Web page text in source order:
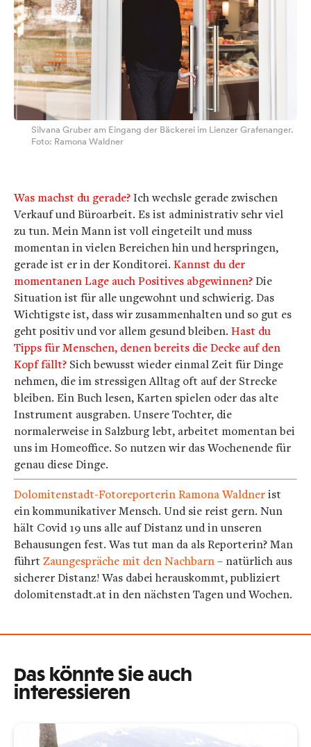
Silvana Gruber am Eingang der Bäckerei im Lienzer Grafenanger.
Foto: Ramona Waldner
Was machst du gerade?Ich wechsle gerade zwischen
Verkauf und Büroarbeit. Es ist administrativ sehr viel
zu tun. Mein Mann ist voll eingeteilt und muss
momentan in vielen Bereichen hin und herspringen,
gerade ist er in der Konditorei. Kannst du der
momentanen Lage auch Positives abgewinnen?Die
Situation ist für alle ungewohnt und schwierig. Das
Wichtigste ist, dass wir zusammenhalten und so gut es
geht positiv und vor allem gesund bleiben. Hast du
Tipps für Menschen, denen bereits die Decke auf den
Kopf fällt?Sich bewusst wieder einmal Zeit für Dinge
nehmen, die im stressigen Alltag oft auf der Strecke
bleiben. Ein Buch lesen, Karten spielen oder das alte
Instrument ausgraben. Unsere Tochter, die
normalerweise in Salzburg lebt, arbeitet momentan bei
uns im Homeoffice. So nutzen wir das Wochenende für
genau diese Dinge.
Dolomitenstadt-Fotoreporterin Ramona Waldnerist
ein kommunikativer Mensch. Und sie reist gern. Nun
hält Covid 19 uns alle auf Distanz und in unseren
Behausungen fest. Was tut man da als Reporterin? Man
führtZaungespräche mit den Nachbarn– natürlich aus
sicherer Distanz! Was dabei herauskommt, publiziert
dolomitenstadt.at in den nächsten Tagen und Wochen.
Das könnte Sie auch
interessieren